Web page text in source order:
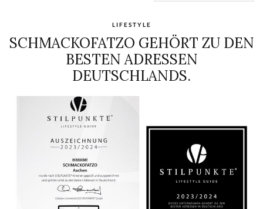
LIFESTYLE
SCHMACKOFATZO GEHÖRT ZU DEN
BESTEN ADRESSEN
DEUTSCHLANDS.